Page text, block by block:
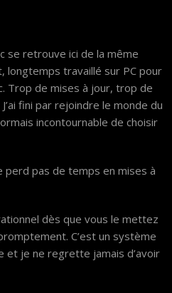
se retrouve ici de la même
longtemps travaillé sur PC pour
Trop de mises à jour, trop de
fini par rejoindre le monde du
incontournable de choisir
perd pas de temps en mises à
dès que vous le mettez
C’est un système
je ne regrette jamais d’avoir